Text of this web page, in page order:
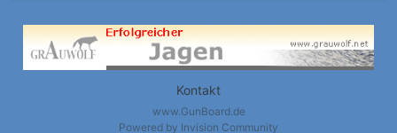
Kontakt
www.GunBoard.de
Powered by Invision Community